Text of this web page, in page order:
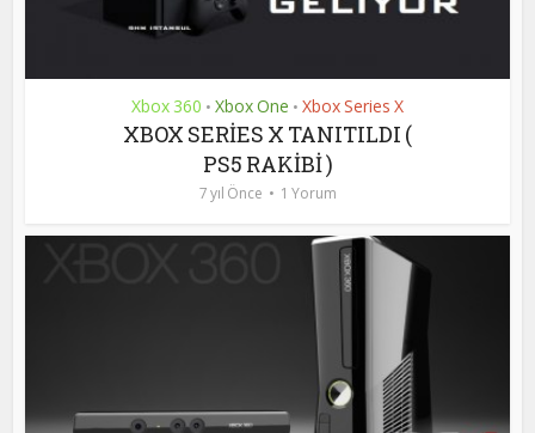
Xbox 360 • Xbox One • Xbox Series X
XBOX SERİES X TANITILDI (
PS5 RAKİBİ )
7 yıl Önce 1 Yorum